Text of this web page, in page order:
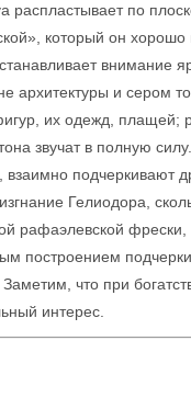
распластывает по
который он
внимание
архитектуры и сером
их одежд, плащей;
звучат в полную
подчеркивают
Гелиодора,
рафаэлевской
построением
что при
интерес.